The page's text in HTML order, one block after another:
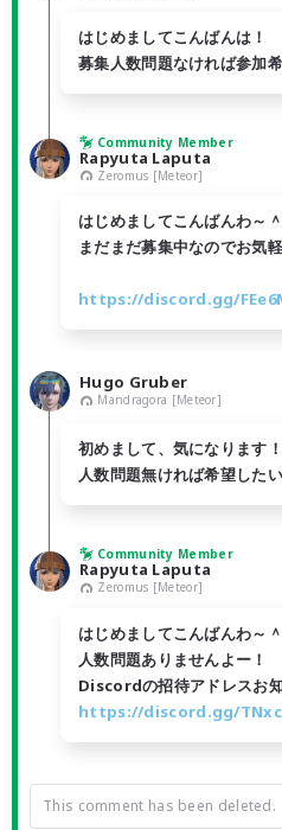
はじめましてこんばんは！
募集人数問題なければ参加
Community Member
Rapyuta Laputa
Zeromus [Meteor]
はじめましてこんばんわ～
まだまだ募集中なのでお気
https://discord.gg/
Hugo Gruber
Mandragora [Meteor]
初めまして、気になります！
人数問題無ければ希望した
Community Member
Rapyuta Laputa
Zeromus [Meteor]
はじめましてこんばんわ～
人数問題ありませんよー！
Discordの招待アドレスお
https://discord.gg/
This comment has been deleted.